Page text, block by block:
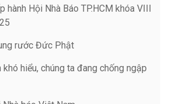
hành Hội Nhà Báo TP.HCM khóa VIII
rước Đức Phật
hiểu, chúng ta đang chống ngập